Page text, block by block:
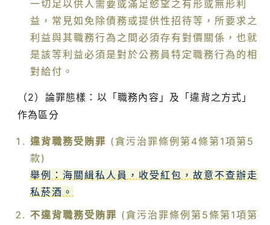
一切足以供人需要或滿足慾望之有形或無形利
益，常見如免除債務或提供性招待等，所要求之
利益與其職務行為之間必須存有對價關係，也就
是該等利益必須是對於公務員特定職務行為的相
對給付。
（2）論罪態樣：以「職務內容」及「違背之方式」
作為區分
違背職務受賄罪 (貪污治罪條例第4條第1項第5
款)
舉例：海關緝私人員，收受紅包，故意不查辦走
私菸酒。
不違背職務受賄罪 (貪污治罪條例第5條第1項第